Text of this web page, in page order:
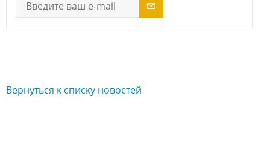
Вернуться к списку новостей